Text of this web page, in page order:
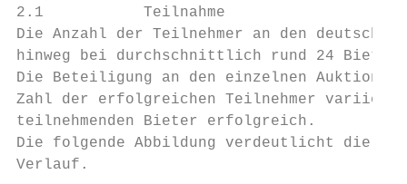
2.1           Teilnahme
Die Anzahl der Teilnehmer an den
hinweg bei durchschnittlich rund 24
Die Beteiligung an den einzelnen
Zahl der erfolgreichen Teilnehmer variierte
teilnehmenden Bieter erfolgreich.
Die folgende Abbildung verdeutlicht die
Verlauf.